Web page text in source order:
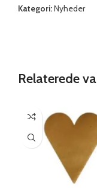
Kategori:Nyheder
Relaterede